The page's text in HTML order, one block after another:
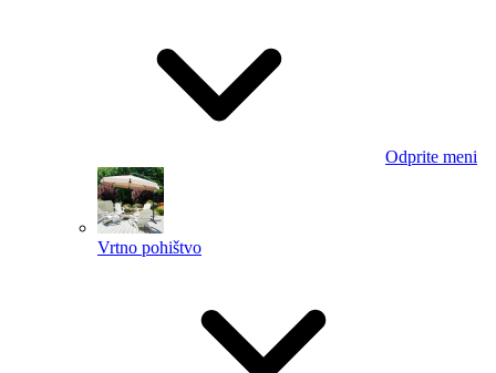
Odprite meni
Vrtno pohištvo